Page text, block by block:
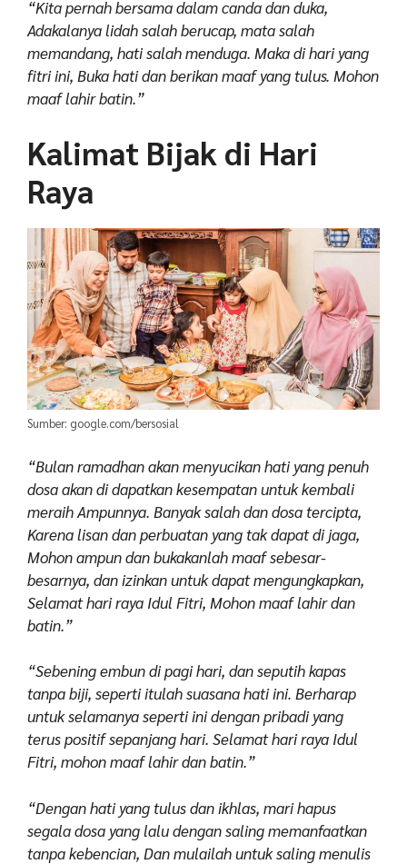
“Kita pernah bersama dalam canda dan duka,
Adakalanya lidah salah berucap, mata salah
memandang, hati salah menduga. Maka di hari yang
fitri ini, Buka hati dan berikan maaf yang tulus. Mohon
maaf lahir batin.”
Kalimat Bijak di Hari
Raya
Sumber: google.com/bersosial
“Bulan ramadhan akan menyucikan hati yang penuh
dosa akan di dapatkan kesempatan untuk kembali
meraih Ampunnya. Banyak salah dan dosa tercipta,
Karena lisan dan perbuatan yang tak dapat di jaga,
Mohon ampun dan bukakanlah maaf sebesar-
besarnya, dan izinkan untuk dapat mengungkapkan,
Selamat hari raya Idul Fitri, Mohon maaf lahir dan
batin.”
“Sebening embun di pagi hari, dan seputih kapas
tanpa biji, seperti itulah suasana hati ini. Berharap
untuk selamanya seperti ini dengan pribadi yang
terus positif sepanjang hari. Selamat hari raya Idul
Fitri, mohon maaf lahir dan batin.”
“Dengan hati yang tulus dan ikhlas, mari hapus
segala dosa yang lalu dengan saling memanfaatkan
tanpa kebencian, Dan mulailah untuk saling menulis